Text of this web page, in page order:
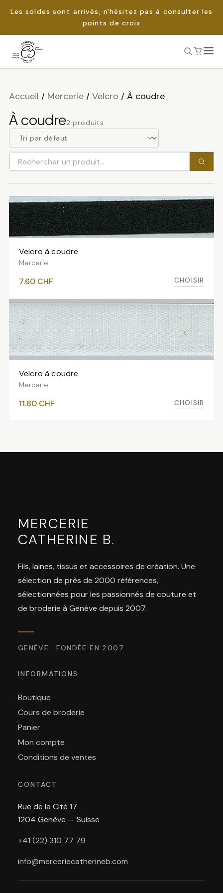
Les soldes sont arrivés, n'hésitez pas à consulter les
points de croix
Passer
Accueil / Mercerie/ Velcro / À coudre
À coudre2 produits
Rechercher
un
produit
VOIR LES VARIANTES
Velcro à coudre
Mercerie
7.60 CHF CHOISIR
VOIR LES VARIANTES
Velcro à coudre
Mercerie
11.80 CHF CHOISIR
MERCERIE
CATHERINE B.
Fils, laines, tissus et accessoires de création. Une
sélection de près de 2000 références,
sélectionnées pour les passionnés de couture et
de broderie à Genève depuis 2007.
GENÈVE · FONDÉE EN 2007
INFORMATIONS
Boutique
Cours de broderie
Panier
Mon compte
Conditions de ventes
CONTACT
Rue de la Cité 17
1204 Genève — Suisse
+41 (22) 310 77 79
info@merceriecatherineb.com